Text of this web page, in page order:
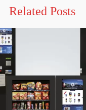
Related Posts